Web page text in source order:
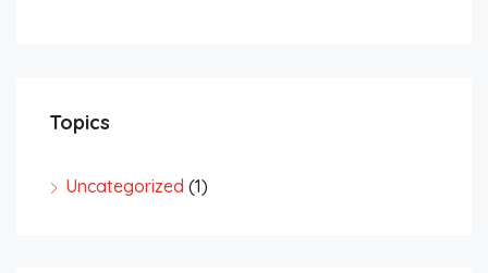
Topics
Uncategorized (1)